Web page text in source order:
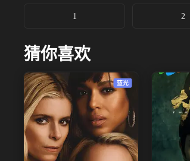
1 2
猜你喜欢
蓝光